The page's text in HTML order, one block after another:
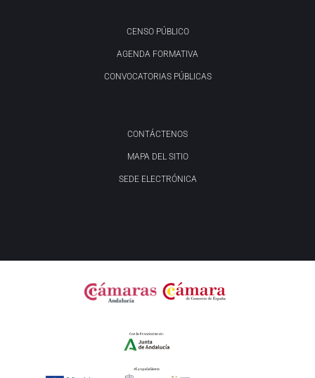
CENSO PÚBLICO
AGENDA FORMATIVA
CONVOCATORIAS PÚBLICAS
CONTÁCTENOS
MAPA DEL SITIO
SEDE ELECTRÓNICA